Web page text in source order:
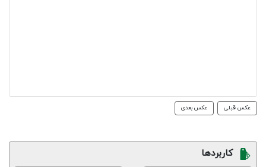
عکس قبلی عکس بعدی
کاربردها